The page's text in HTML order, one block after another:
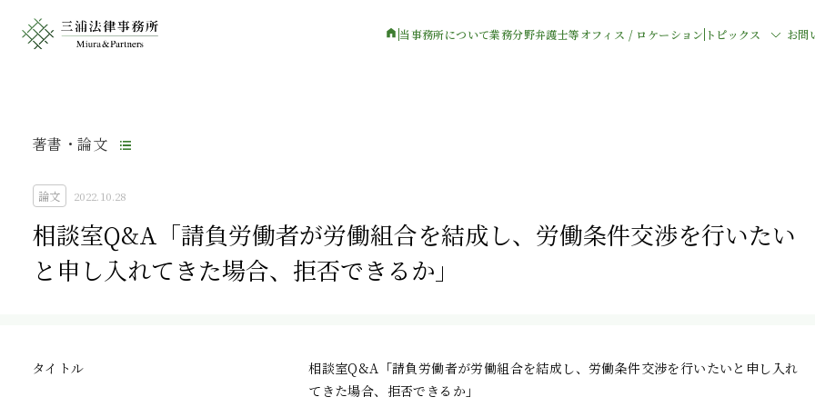
当事務所について業務分野弁護士等オフィス / ロケーション トピックス お問
著書・論文
論文 2022.10.28
相談室Q&A「請負労働者が労働組合を結成し、労働条件交渉を行いたい
と申し入れてきた場合、拒否できるか」
タイトル
相談室Q&A「請負労働者が労働組合を結成し、労働条件交渉を行いたいと申し入れ
てきた場合、拒否できるか」